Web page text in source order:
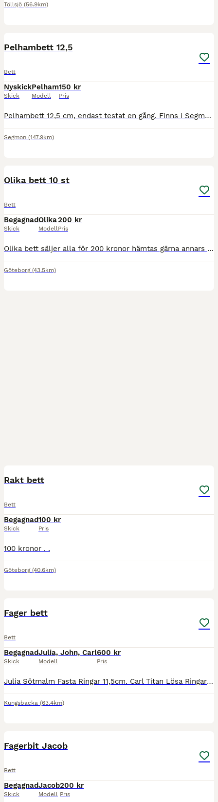
Töllsjö (56.9km)
Pelhambett 12,5
Bett
Nyskick
Skick
Pelham
Modell
150 kr
Pris
Pelhambett 12,5 cm, endast testat en gång. Finns i Segmon, kan tas med till Karlstad eller skickas mot fraktkostnad.
Segmon (147.9km)
Olika bett 10 st
Bett
Begagnad
Skick
Olika
Modell
200 kr
Pris
Olika bett säljer alla för 200 kronor hämtas gärna annars står köpare för frakt i st 12,5 cm säljer ej enstaka behöver bli av med alla saker
Göteborg (43.5km)
Rakt bett
Bett
Begagnad
Skick
100 kr
Pris
100 kronor . .
Göteborg (40.6km)
Fager bett
Bett
Begagnad
Skick
Julia, John, Carl
Modell
600 kr
Pris
Julia Sötmalm Fasta Ringar 11,5cm. Carl Titan Lösa Ringar 11,5cm. Har tre bett från Fager till salu 600kr/st. Ligger ute på fler ställen. Prutat och klart!
Kungsbacka (63.4km)
Fagerbit Jacob
Bett
Begagnad
Skick
Jacob
Modell
200 kr
Pris